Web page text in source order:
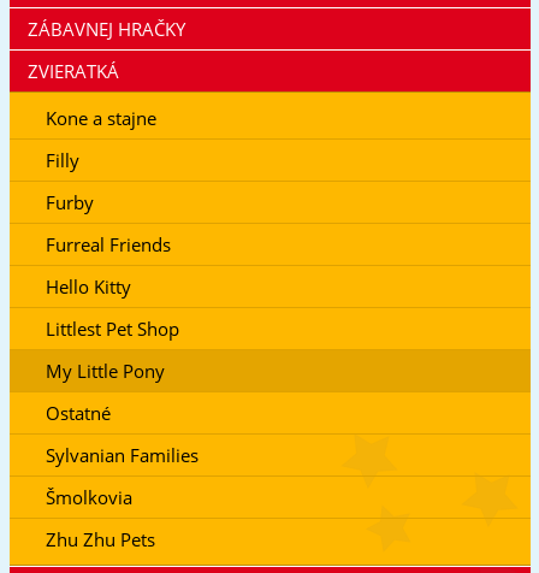
ZÁBAVNEJ HRAČKY
ZVIERATKÁ
Kone a stajne
Filly
Furby
Furreal Friends
Hello Kitty
Littlest Pet Shop
My Little Pony
Ostatné
Sylvanian Families
Šmolkovia
Zhu Zhu Pets